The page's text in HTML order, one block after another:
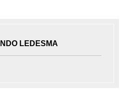
LEDESMA